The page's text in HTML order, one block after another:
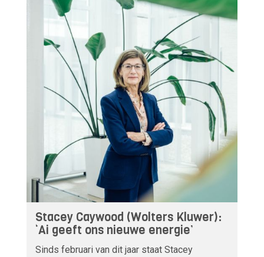
Stacey Caywood (Wolters Kluwer):
‘Ai geeft ons nieuwe energie’
Sinds februari van dit jaar staat Stacey